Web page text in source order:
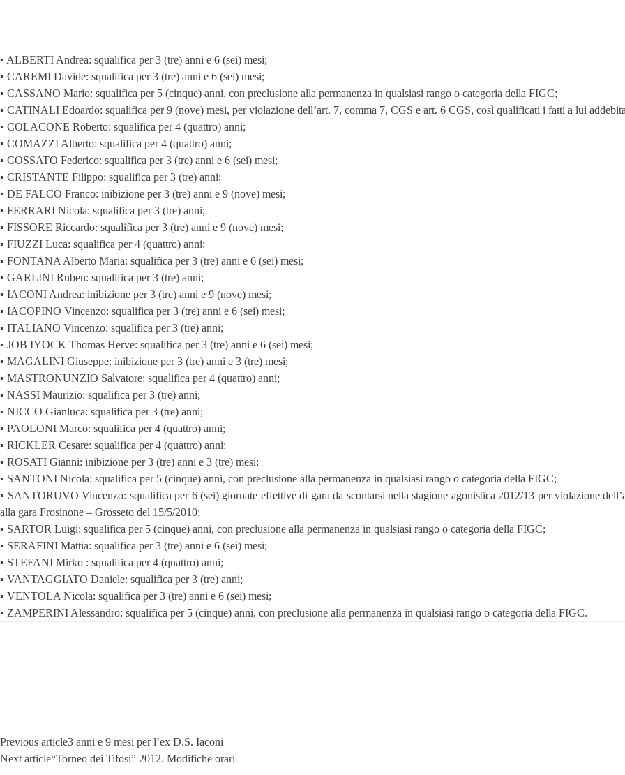
▪ ALBERTI Andrea: squalifica per 3 (tre) anni e 6 (sei) mesi;
▪ CAREMI Davide: squalifica per 3 (tre) anni e 6 (sei) mesi;
▪ CASSANO Mario: squalifica per 5 (cinque) anni, con preclusione alla permanenza in qualsiasi rango o categoria della FIGC;
▪ CATINALI Edoardo: squalifica per 9 (nove) mesi, per violazione dell’art. 7, comma 7, CGS e art. 6 CGS, così qualificati i fatti a lui
▪ COLACONE Roberto: squalifica per 4 (quattro) anni;
▪ COMAZZI Alberto: squalifica per 4 (quattro) anni;
▪ COSSATO Federico: squalifica per 3 (tre) anni e 6 (sei) mesi;
▪ CRISTANTE Filippo: squalifica per 3 (tre) anni;
▪ DE FALCO Franco: inibizione per 3 (tre) anni e 9 (nove) mesi;
▪ FERRARI Nicola: squalifica per 3 (tre) anni;
▪ FISSORE Riccardo: squalifica per 3 (tre) anni e 9 (nove) mesi;
▪ FIUZZI Luca: squalifica per 4 (quattro) anni;
▪ FONTANA Alberto Maria: squalifica per 3 (tre) anni e 6 (sei) mesi;
▪ GARLINI Ruben: squalifica per 3 (tre) anni;
▪ IACONI Andrea: inibizione per 3 (tre) anni e 9 (nove) mesi;
▪ IACOPINO Vincenzo: squalifica per 3 (tre) anni e 6 (sei) mesi;
▪ ITALIANO Vincenzo: squalifica per 3 (tre) anni;
▪ JOB IYOCK Thomas Herve: squalifica per 3 (tre) anni e 6 (sei) mesi;
▪ MAGALINI Giuseppe: inibizione per 3 (tre) anni e 3 (tre) mesi;
▪ MASTRONUNZIO Salvatore: squalifica per 4 (quattro) anni;
▪ NASSI Maurizio: squalifica per 3 (tre) anni;
▪ NICCO Gianluca: squalifica per 3 (tre) anni;
▪ PAOLONI Marco: squalifica per 4 (quattro) anni;
▪ RICKLER Cesare: squalifica per 4 (quattro) anni;
▪ ROSATI Gianni: inibizione per 3 (tre) anni e 3 (tre) mesi;
▪ SANTONI Nicola: squalifica per 5 (cinque) anni, con preclusione alla permanenza in qualsiasi rango o categoria della FIGC;
▪ SANTORUVO Vincenzo: squalifica per 6 (sei) giornate effettive di gara da scontarsi nella stagione agonistica 2012/13 per violazione
alla gara Frosinone – Grosseto del 15/5/2010;
▪ SARTOR Luigi: squalifica per 5 (cinque) anni, con preclusione alla permanenza in qualsiasi rango o categoria della FIGC;
▪ SERAFINI Mattia: squalifica per 3 (tre) anni e 6 (sei) mesi;
▪ STEFANI Mirko : squalifica per 4 (quattro) anni;
▪ VANTAGGIATO Daniele: squalifica per 3 (tre) anni;
▪ VENTOLA Nicola: squalifica per 3 (tre) anni e 6 (sei) mesi;
▪ ZAMPERINI Alessandro: squalifica per 5 (cinque) anni, con preclusione alla permanenza in qualsiasi rango o categoria della FIGC.
Previous article3 anni e 9 mesi per l’ex D.S. Iaconi
Next article“Torneo dei Tifosi” 2012. Modifiche orari